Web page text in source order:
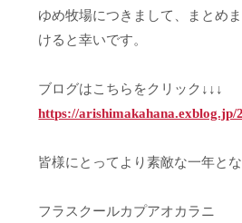
ゆめ牧場につきまして、まとめ
けると幸いです。
ブログはこちらをクリック↓↓↓
https://arishimakahana.exblog.jp/
皆様にとってより素敵な一年と
フラスクールカプアオカラニ